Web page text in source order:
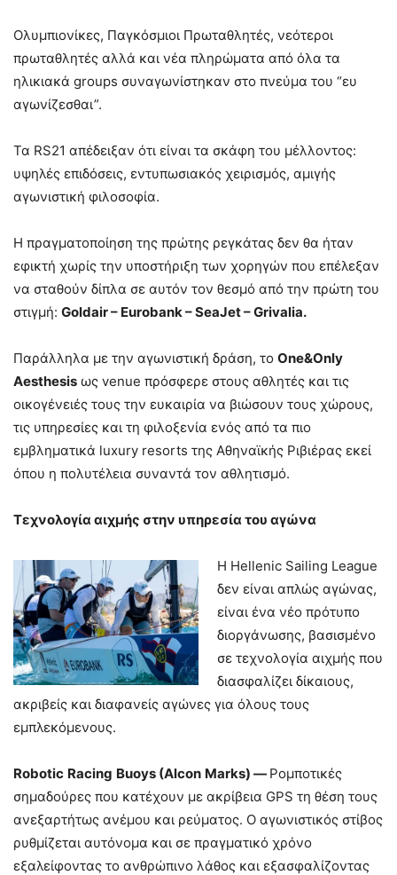
Ολυμπιονίκες, Παγκόσμιοι Πρωταθλητές, νεότεροι
πρωταθλητές αλλά και νέα πληρώματα από όλα τα
ηλικιακά groups συναγωνίστηκαν στο πνεύμα του “ευ
αγωνίζεσθαι”.
Τα RS21 απέδειξαν ότι είναι τα σκάφη του μέλλοντος:
υψηλές επιδόσεις, εντυπωσιακός χειρισμός, αμιγής
αγωνιστική φιλοσοφία.
Η πραγματοποίηση της πρώτης ρεγκάτας δεν θα ήταν
εφικτή χωρίς την υποστήριξη των χορηγών που επέλεξαν
να σταθούν δίπλα σε αυτόν τον θεσμό από την πρώτη του
στιγμή: Goldair– Eurobank–SeaJet–Grivalia.
Παράλληλα με την αγωνιστική δράση, το One&Only
Aesthesis ως venue πρόσφερε στους αθλητές και τις
οικογένειές τους την ευκαιρία να βιώσουν τους χώρους,
τις υπηρεσίες και τη φιλοξενία ενός από τα πιο
εμβληματικά luxury resorts της Αθηναϊκής Ριβιέρας εκεί
όπου η πολυτέλεια συναντά τον αθλητισμό.
Τεχνολογία αιχμής στην υπηρεσία του αγώνα
Η Hellenic Sailing League
δεν είναι απλώς αγώνας,
είναι ένα νέο πρότυπο
διοργάνωσης, βασισμένο
σε τεχνολογία αιχμής που
διασφαλίζει δίκαιους,
ακριβείς και διαφανείς αγώνες για όλους τους
εμπλεκόμενους.
Robotic Racing Buoys (Alcon Marks) — Ρομποτικές
σημαδούρες που κατέχουν με ακρίβεια GPS τη θέση τους
ανεξαρτήτως ανέμου και ρεύματος. Ο αγωνιστικός στίβος
ρυθμίζεται αυτόνομα και σε πραγματικό χρόνο
εξαλείφοντας το ανθρώπινο λάθος και εξασφαλίζοντας